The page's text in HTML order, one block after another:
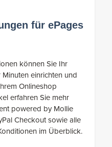
für ePages
können Sie Ihr
einrichten und
Onlineshop
erfahren Sie mehr
powered by Mollie
Checkout sowie alle
im Überblick.